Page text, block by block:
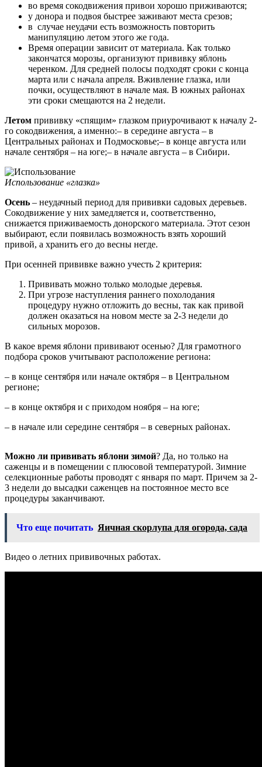
во время сокодвижения привои хорошо приживаются;
у донора и подвоя быстрее заживают места срезов;
в случае неудачи есть возможность повторить
манипуляцию летом этого же года.
Время операции зависит от материала. Как только
закончатся морозы, организуют прививку яблонь
черенком. Для средней полосы подходят сроки с конца
марта или с начала апреля. Вживление глазка, или
почки, осуществляют в начале мая. В южных районах
эти сроки смещаются на 2 недели.
Летом прививку «спящим» глазком приурочивают к началу 2-
го сокодвижения, а именно:– в середине августа – в
Центральных районах и Подмосковье;– в конце августа или
начале сентября – на юге;– в начале августа – в Сибири.
Использование «глазка»
Осень – неудачный период для прививки садовых деревьев.
Сокодвижение у них замедляется и, соответственно,
снижается приживаемость донорского материала. Этот сезон
выбирают, если появилась возможность взять хороший
привой, а хранить его до весны негде.
При осенней прививке важно учесть 2 критерия:
Прививать можно только молодые деревья.
При угрозе наступления раннего похолодания
процедуру нужно отложить до весны, так как привой
должен оказаться на новом месте за 2-3 недели до
сильных морозов.
В какое время яблони прививают осенью? Для грамотного
подбора сроков учитывают расположение региона:
– в конце сентября или начале октября – в Центральном
регионе;
– в конце октября и с приходом ноября – на юге;
– в начале или середине сентября – в северных районах.
Можно ли прививать яблони зимой? Да, но только на
саженцы и в помещении с плюсовой температурой. Зимние
селекционные работы проводят с января по март. Причем за 2-
3 недели до высадки саженцев на постоянное место все
процедуры заканчивают.
Что еще почитать Яичная скорлупа для огорода, сада
Видео о летних прививочных работах.